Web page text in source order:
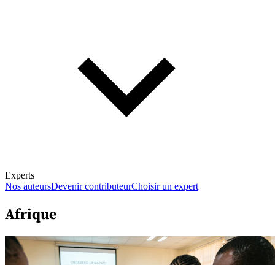
Experts
Nos auteursDevenir contributeurChoisir un expert
En savoir plus sur la fiscalité
Afrique